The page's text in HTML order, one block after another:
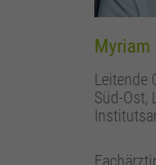
Myriam
Leitende
Süd-Ost,